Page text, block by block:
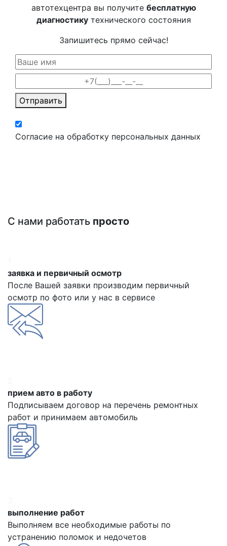
автотехцентра вы получите бесплатную
диагностикутехнического состояния
Запишитесь прямо сейчас!
Отправить
Согласие на обработку персональных данных
С нами работать просто
заявка и первичный осмотр
После Вашей заявки производим первичный
осмотр по фото или у нас в сервисе
прием авто в работу
Подписываем договор на перечень ремонтных
работ и принимаем автомобиль
выполнение работ
Выполняем все необходимые работы по
устранению поломок и недочетов